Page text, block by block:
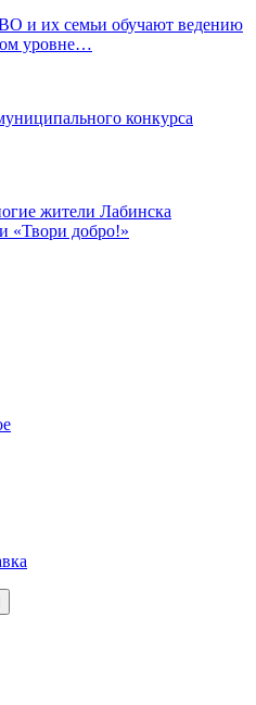
и их семьи обучают ведению
уровне…
конкурса
жители Лабинска
«Твори добро!»